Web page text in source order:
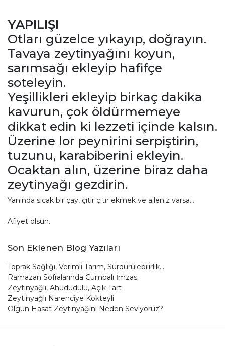
YAPILIŞI
Otları güzelce yıkayıp, doğrayın.
Tavaya zeytinyağını koyun,
sarımsağı ekleyip hafifçe
soteleyin.
Yeşillikleri ekleyip birkaç dakika
kavurun, çok öldürmemeye
dikkat edin ki lezzeti içinde kalsın.
Üzerine lor peynirini serpiştirin,
tuzunu, karabiberini ekleyin.
Ocaktan alın, üzerine biraz daha
zeytinyağı gezdirin.
Yanında sıcak bir çay, çıtır çıtır ekmek ve aileniz varsa...
Afiyet olsun.
Son Eklenen Blog Yazıları
Toprak Sağlığı, Verimli Tarım, Sürdürülebilirlik...
Ramazan Sofralarında Cumbalı İmzası
Zeytinyağlı, Ahududulu, Açık Tart
Zeytinyağlı Narenciye Kokteyli
Olgun Hasat Zeytinyağını Neden Seviyoruz?